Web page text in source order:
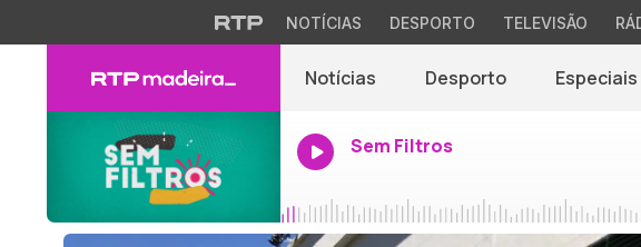
NOTÍCIAS DESPORTO TELEVISÃO
Notícias Desporto Especiais
Sem Filtros